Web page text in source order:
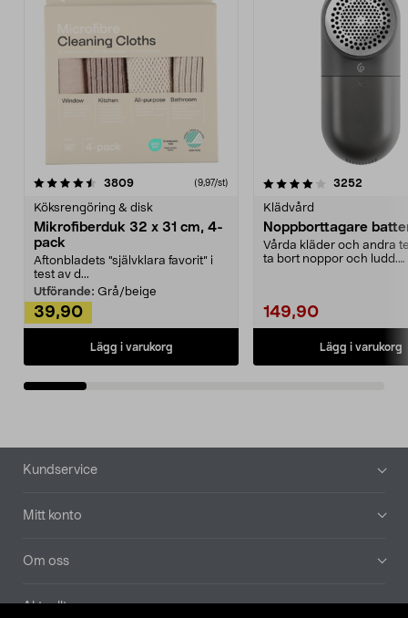
3809recensioner (9,97/st)
Köksrengöring & disk
Mikrofiberduk 32 x 31 cm, 4-
pack
Aftonbladets "självklara favorit” i
test av d...
Utförande: Grå/beige
39,90
Lägg i varukorg
4.0av 5 stjärnor 3252
Klädvård
Noppborttagare
Vårda kläder och andra
ta bort noppor och ludd.
149,90
Lägg i varukorg
4.5av 5 stjärnor
Sidfot
Kundservice
Mitt konto
Om oss
Aktuellt